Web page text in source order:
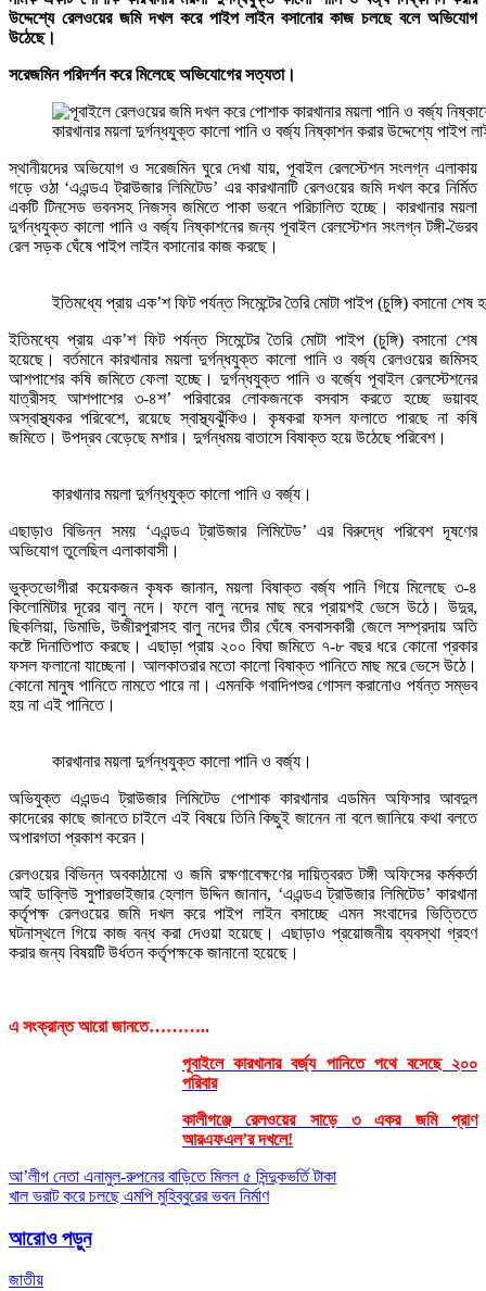
উদ্দেশ্যে রেলওয়ের জমি দখল করে পাইপ লাইন বসানোর কাজ চলছে বলে অভিযোগ
উঠেছে।
সরেজমিন পরিদর্শন করে মিলেছে অভিযোগের সত্যতা।
কারখানার ময়লা দুর্গন্ধযুক্ত কালো পানি ও বর্জ্য নিষ্কাশন করার উদ্দেশ্যে পাইপ
স্থানীয়দের অভিযোগ ও সরেজমিন ঘুরে দেখা যায়, পূবাইল রেলস্টেশন সংলগ্ন এলাকায়
গড়ে ওঠা ‘এএন্ডএ ট্রাউজার লিমিটেড’ এর কারখানাটি রেলওয়ের জমি দখল করে নির্মিত
একটি টিনসেড ভবনসহ নিজস্ব জমিতে পাকা ভবনে পরিচালিত হচ্ছে। কারখানার ময়লা
দুর্গন্ধযুক্ত কালো পানি ও বর্জ্য নিষ্কাশনের জন্য পূবাইল রেলস্টেশন সংলগ্ন টঙ্গী-ভৈরব
রেল সড়ক ঘেঁষে পাইপ লাইন বসানোর কাজ করছে।
ইতিমধ্যে প্রায় এক’শ ফিট পর্যন্ত সিমেন্টের তৈরি মোটা পাইপ (চুঙ্গি) বসানো শেষ
ইতিমধ্যে প্রায় এক’শ ফিট পর্যন্ত সিমেন্টের তৈরি মোটা পাইপ (চুঙ্গি) বসানো শেষ
হয়েছে। বর্তমানে কারখানার ময়লা দুর্গন্ধযুক্ত কালো পানি ও বর্জ্য রেলওয়ের জমিসহ
আশপাশের কষি জমিতে ফেলা হচ্ছে। দুর্গন্ধযুক্ত পানি ও বর্জ্যে পূবাইল রেলস্টেশনের
যাত্রীসহ আশপাশের ৩-৪শ’ পরিবারের লোকজনকে বসবাস করতে হচ্ছে ভয়াবহ
অস্বাস্থ্যকর পরিবেশে, রয়েছে স্বাস্থ্যঝুঁকিও। কৃষকরা ফসল ফলাতে পারছে না কষি
জমিতে। উপদ্রব বেড়েছে মশার। দুর্গন্ধময় বাতাসে বিষাক্ত হয়ে উঠেছে পরিবেশ।
কারখানার ময়লা দুর্গন্ধযুক্ত কালো পানি ও বর্জ্য।
এছাড়াও বিভিন্ন সময় ‘এএন্ডএ ট্রাউজার লিমিটেড’ এর বিরুদ্ধে পরিবেশ দূষণের
অভিযোগ তুলেছিল এলাকাবাসী।
ভুক্তভোগীরা কয়েকজন কৃষক জানান, ময়লা বিষাক্ত বর্জ্য পানি গিয়ে মিলেছে ৩-৪
কিলোমিটার দূরের বালু নদে। ফলে বালু নদের মাছ মরে প্রায়শই ভেসে উঠে। উদুর,
ছিকলিয়া, ডিমাডি, উজীরপুরাসহ বালু নদের তীর ঘেঁষে বসবাসকারী জেলে সম্প্রদায় অতি
কষ্টে দিনাতিপাত করছে। এছাড়া প্রায় ২০০ বিঘা জমিতে ৭-৮ বছর ধরে কোনো প্রকার
ফসল ফলানো যাচ্ছেনা। আলকাতরার মতো কালো বিষাক্ত পানিতে মাছ মরে ভেসে উঠে।
কোনো মানুষ পানিতে নামতে পারে না। এমনকি গবাদিপশুর গোসল করানোও পর্যন্ত সম্ভব
হয় না এই পানিতে।
কারখানার ময়লা দুর্গন্ধযুক্ত কালো পানি ও বর্জ্য।
অভিযুক্ত এএন্ডএ ট্রাউজার লিমিটেড পোশাক কারখানার এডমিন অফিসার আবদুল
কাদেরের কাছে জানতে চাইলে এই বিষয়ে তিনি কিছুই জানেন না বলে জানিয়ে কথা বলতে
অপারগতা প্রকাশ করেন।
রেলওয়ের বিভিন্ন অবকাঠামো ও জমি রক্ষণাবেক্ষণের দায়িত্বরত টঙ্গী অফিসের কর্মকর্তা
আই ডাব্লিউ সুপারভাইজার হেলাল উদ্দিন জানান, ‘এএন্ডএ ট্রাউজার লিমিটেড’ কারখানা
কর্তৃপক্ষ রেলওয়ের জমি দখল করে পাইপ লাইন বসাচ্ছে এমন সংবাদের ভিত্তিতে
ঘটনাস্থলে গিয়ে কাজ বন্ধ করা দেওয়া হয়েছে। এছাড়াও প্রয়োজনীয় ব্যবস্থা গ্রহণ
করার জন্য বিষয়টি উর্ধতন কর্তৃপক্ষকে জানানো হয়েছে।
এ সংক্রান্ত আরো জানতে………..
পূবাইলে কারখানার বর্জ্য পানিতে পথে বসেছে ২০০
পরিবার
কালীগঞ্জে রেলওয়ের সাড়ে ৩ একর জমি প্রাণ
আরএফএল’র দখলে!
Post
navigation
আ’লীগ নেতা এনামুল-রুপনের বাড়িতে মিলল ৫ সিন্দুকভর্তি টাকা
খাল ভরাট করে চলছে এমপি মুহিব্বুরের ভবন নির্মাণ
আরোও পড়ুন
জাতীয়